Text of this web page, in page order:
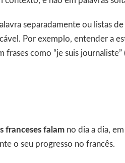
separadamente ou listas
Por exemplo, entender a
como “je suis journaliste”
franceses falam no dia a dia,
o seu progresso no francês.